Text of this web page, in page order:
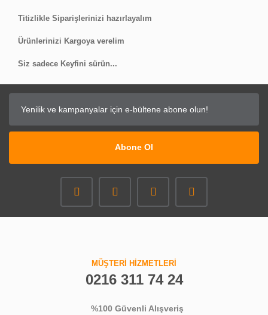
Titizlikle Siparişlerinizi hazırlayalım
Ürünlerinizi Kargoya verelim
Siz sadece Keyfini sürün...
Abone Ol
MÜŞTERİ HİZMETLERİ
0216 311 74 24
%100 Güvenli Alışveriş